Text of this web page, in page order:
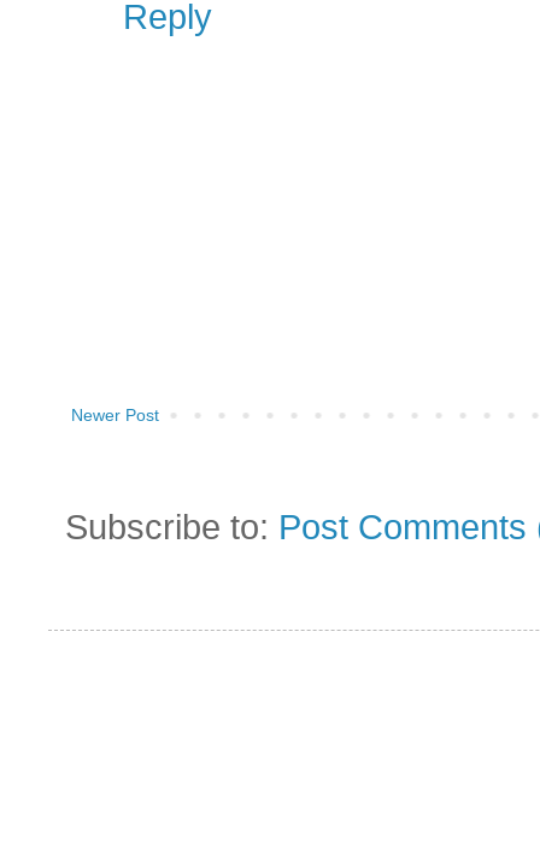
Reply
Newer Post
Subscribe to: Post Comments